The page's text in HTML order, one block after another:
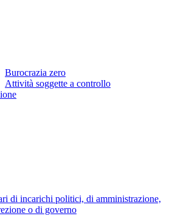
Burocrazia zero
Attività soggette a controllo
di incarichi politici, di amministrazione,
o di governo